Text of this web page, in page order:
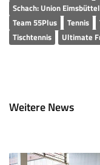
Schach: Union
Team 55Plus
Tennis
Tischtennis
Ultimate
Weitere News